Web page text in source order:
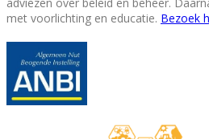
met voorlichting en educatie. Bezoek